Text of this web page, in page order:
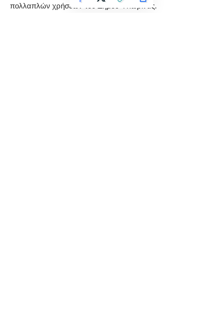
πολλαπλών χρήσεων του Δήμου Φλώρινας.